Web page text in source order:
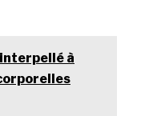
interpellé à